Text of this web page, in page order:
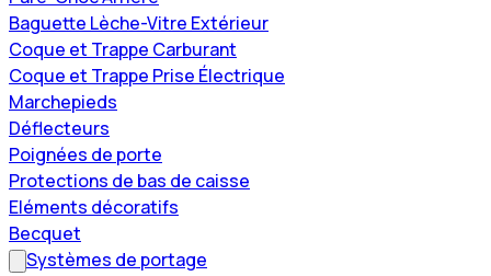
Baguette Lèche-Vitre Extérieur
Coque et Trappe Carburant
Coque et Trappe Prise Électrique
Marchepieds
Déflecteurs
Poignées de porte
Protections de bas de caisse
Eléments décoratifs
Becquet
Systèmes de portage